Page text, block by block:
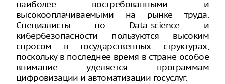
наиболее востребованными и
высокооплачиваемыми на рынке труда.
Специалисты по Data-science и
кибербезопасности пользуются высоким
спросом в государственных структурах,
поскольку в последнее время в стране особое
внимание уделяется программам
цифровизации и автоматизации госуслуг.